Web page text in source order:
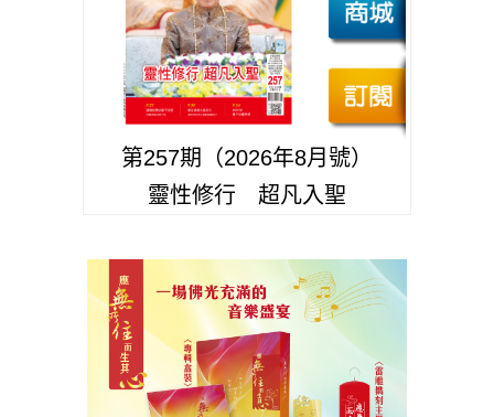
第257期（2026年8月號）
靈性修行 超凡入聖